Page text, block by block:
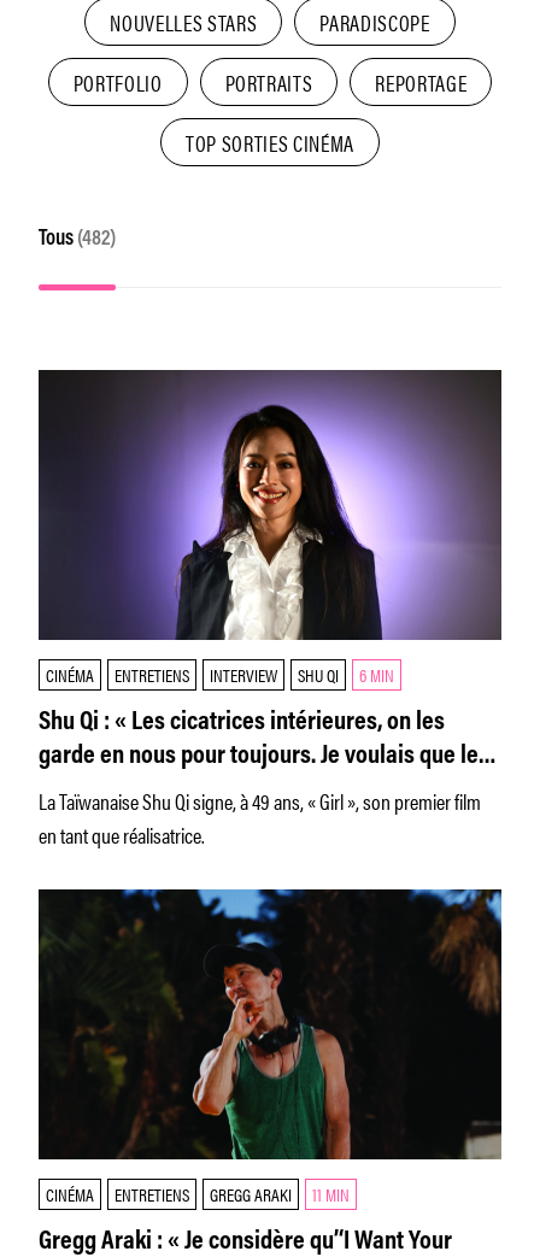
NOUVELLES STARS
PARADISCOPE
PORTFOLIO
PORTRAITS
REPORTAGE
TOP SORTIES CINÉMA
Tous (482)
CINÉMA ENTRETIENS INTERVIEW SHU QI 6 MIN
Shu Qi : « Les cicatrices intérieures, on les
garde en nous pour toujours. Je voulais que le
public ressente ça. »
La Taïwanaise Shu Qi signe, à 49 ans, « Girl », son premier film
en tant que réalisatrice.
CINÉMA ENTRETIENS GREGG ARAKI 11 MIN
Gregg Araki : « Je considère qu’‘I Want Your